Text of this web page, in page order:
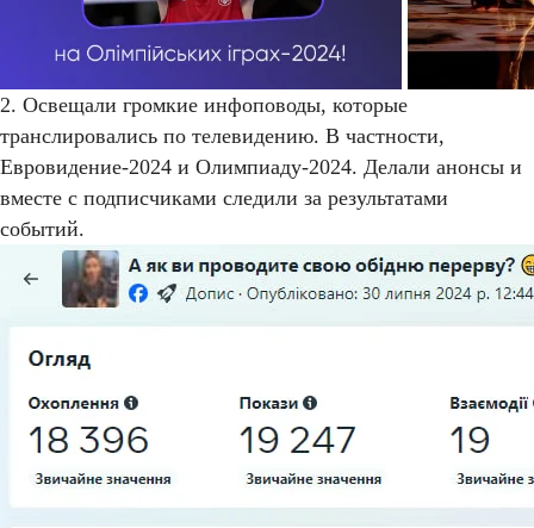
2. Освещали громкие инфоповоды, которые
транслировались по телевидению. В частности,
Евровидение-2024 и Олимпиаду-2024. Делали анонсы и
вместе с подписчиками следили за результатами
событий.